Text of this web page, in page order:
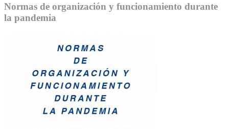
Normas de organización y funcionamiento durante
la pandemia